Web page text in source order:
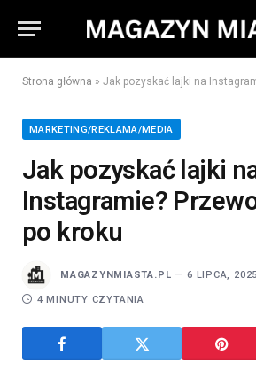
Strona główna » Jak pozyskać lajki na Instagramie?
MARKETING/REKLAMA/MEDIA
Jak pozyskać lajki
Instagramie?
po kroku
MAGAZYNMIASTA.PL 6 LIPCA, 2025
4 MINUTY CZYTANIA